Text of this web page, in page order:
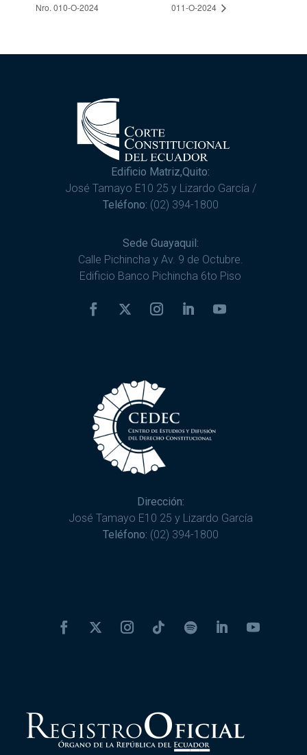
Nro. 010-O-2024
011-O-2024
Edificio Matriz,Quito:
José Tamayo E10 25 y Lizardo García /
Teléfono: (02) 394-1800
Sede Guayaquil:
Calle Pichincha y Av. 9 de Octubre.
Edificio Banco Pichincha 6to Piso
Dirección:
José Tamayo E10 25 y Lizardo García
Teléfono: (02) 394-1800